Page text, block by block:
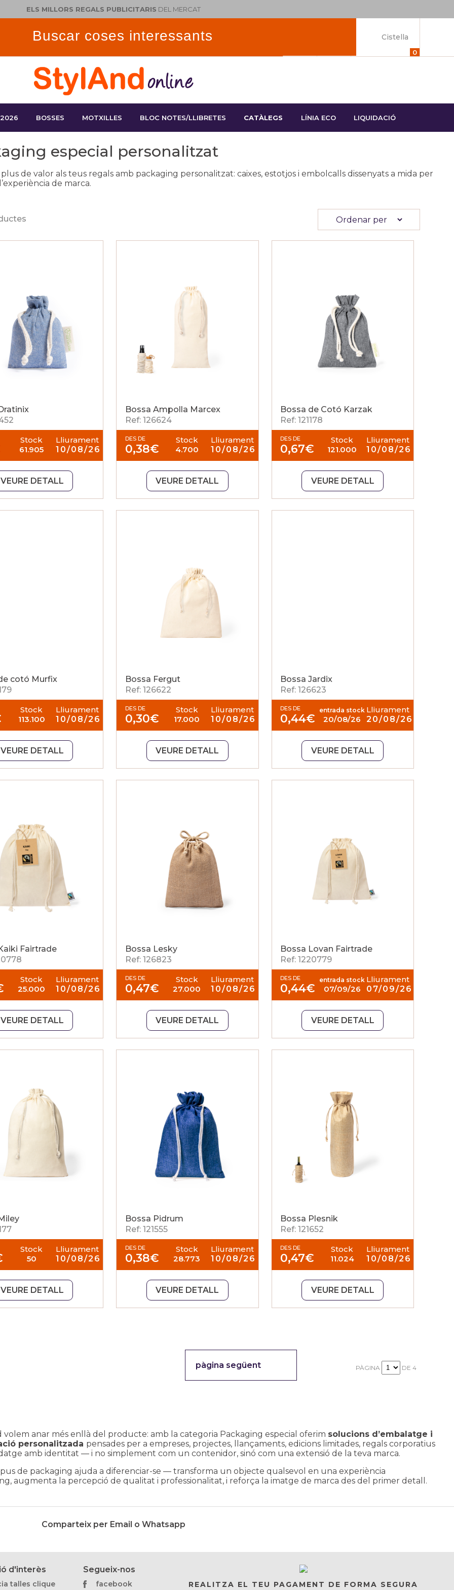
ELS MILLORS REGALS PUBLICITARIS DEL MERCAT
Cistella
0
BOSSES MOTXILLES BLOC NOTES/LLIBRETES CATÀLEGS LÍNIA ECO LIQUIDACIÓ
especial personalitzat
de valor als teus regals amb packaging personalitzat: caixes, estotjos i embolcalls dissenyats a mida per
de marca.
Stock
61.905
Lliurament
10/08/26
VEURE DETALL
Bossa Ampolla Marcex
Ref: 126624
DES DE
0,38€
Stock
4.700
Lliurament
10/08/26
VEURE DETALL
Bossa de Cotó Karzak
Ref: 121178
DES DE
0,67€
Stock
121.000
Lliurament
10/08/26
VEURE DETALL
cotó Murfix
Stock
113.100
Lliurament
10/08/26
VEURE DETALL
Bossa Fergut
Ref: 126622
DES DE
0,30€
Stock
17.000
Lliurament
10/08/26
VEURE DETALL
Bossa Jardix
Ref: 126623
DES DE
0,44€
entrada stock
20/08/26
Lliurament
20/08/26
VEURE DETALL
Fairtrade
Stock
25.000
Lliurament
10/08/26
VEURE DETALL
Bossa Lesky
Ref: 126823
DES DE
0,47€
Stock
27.000
Lliurament
10/08/26
VEURE DETALL
Bossa Lovan Fairtrade
Ref: 1220779
DES DE
0,44€
entrada stock
07/09/26
Lliurament
07/09/26
VEURE DETALL
Stock
50
Lliurament
10/08/26
VEURE DETALL
Bossa Pidrum
Ref: 121555
DES DE
0,38€
Stock
28.773
Lliurament
10/08/26
VEURE DETALL
Bossa Plesnik
Ref: 121652
DES DE
0,47€
Stock
11.024
Lliurament
10/08/26
VEURE DETALL
pàgina següent PÀGINA DE 4
volem anar més enllà del producte: amb la categoria Packaging especial oferim solucions d’embalatge i
personalitzada pensades per a empreses, projectes, llançaments, edicions limitades, regals corporatius
amb identitat — i no simplement com un contenidor, sinó com una extensió de la teva marca.
de packaging ajuda a diferenciar-se — transforma un objecte qualsevol en una experiència
augmenta la percepció de qualitat i professionalitat, i reforça la imatge de marca des del primer detall.
Comparteix per Email o Whatsapp
d'interès
talles clique
Segueix-nos
facebook REALITZA EL TEU PAGAMENT DE FORMA SEGURA